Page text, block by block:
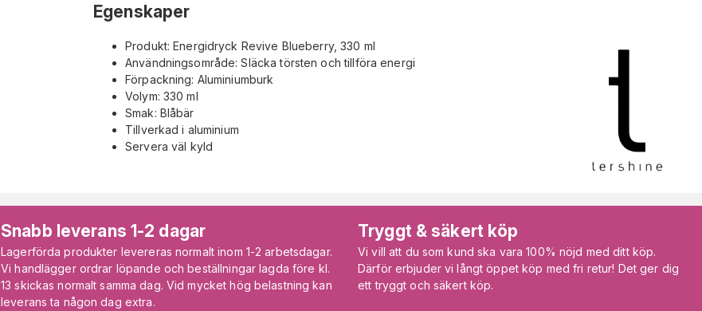
Egenskaper
Produkt: Energidryck Revive Blueberry, 330 ml
Användningsområde: Släcka törsten och tillföra energi
Förpackning: Aluminiumburk
Volym: 330 ml
Smak: Blåbär
Tillverkad i aluminium
Servera väl kyld
Snabb leverans 1-2 dagar
Lagerförda produkter levereras normalt inom 1-2 arbetsdagar.
Vi handlägger ordrar löpande och beställningar lagda före kl.
13 skickas normalt samma dag. Vid mycket hög belastning kan
leverans ta någon dag extra.
Tryggt & säkert köp
Vi vill att du som kund ska vara 100% nöjd med ditt köp.
Därför erbjuder vi långt öppet köp med fri retur! Det ger dig
ett tryggt och säkert köp.